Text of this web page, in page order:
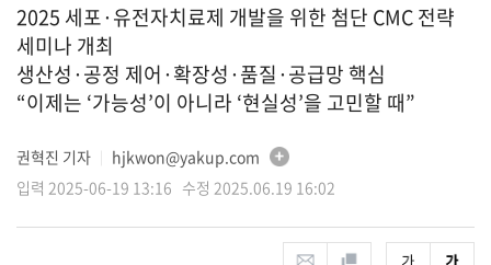
2025 세포·유전자치료제 개발을 위한 첨단 CMC 전략
세미나 개최
생산성·공정 제어·확장성·품질·공급망 핵심
“이제는 ‘가능성’이 아니라 ‘현실성’을 고민할 때”
권혁진 기자
hjkwon@yakup.com
입력 2025-06-19 13:16 수정 2025.06.19 16:02